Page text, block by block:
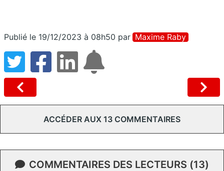
Publié le 19/12/2023 à 08h50 par Maxime Raby
ACCÉDER AUX 13 COMMENTAIRES
COMMENTAIRES DES LECTEURS (13)